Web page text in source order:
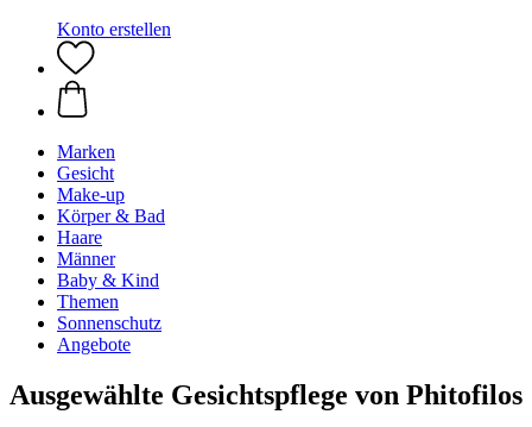
Konto erstellen
Marken
Gesicht
Make-up
Körper & Bad
Haare
Männer
Baby & Kind
Themen
Sonnenschutz
Angebote
Ausgewählte Gesichtspflege von Phitofilos